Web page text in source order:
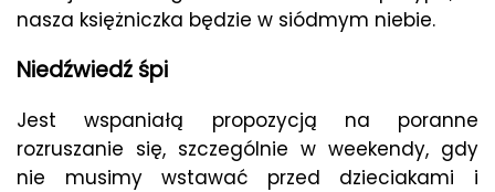
nasza księżniczka będzie w siódmym niebie.
Niedźwiedź śpi
Jest wspaniałą propozycją na poranne
rozruszanie się, szczególnie w weekendy, gdy
nie musimy wstawać przed dzieciakami i